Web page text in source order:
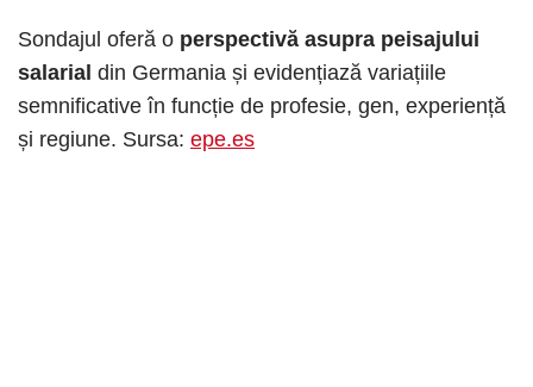
Sondajul oferă o perspectivă asupra peisajului
salarial din Germania și evidențiază variațiile
semnificative în funcție de profesie, gen, experiență
și regiune. Sursa: epe.es